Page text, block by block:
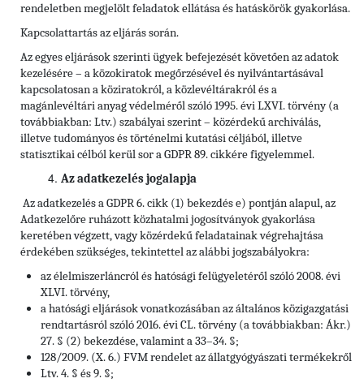
rendeletben megjelölt feladatok ellátása és hatáskörök gyakorlása.
Kapcsolattartás az eljárás során.
Az egyes eljárások szerinti ügyek befejezését követően az adatok
kezelésére – a közokiratok megőrzésével és nyilvántartásával
kapcsolatosan a köziratokról, a közlevéltárakról és a
magánlevéltári anyag védelméről szóló 1995. évi LXVI. törvény (a
továbbiakban: Ltv.) szabályai szerint – közérdekű archiválás,
illetve tudományos és történelmi kutatási céljából, illetve
statisztikai célból kerül sor a GDPR 89. cikkére figyelemmel.
Az adatkezelés jogalapja
Az adatkezelés a GDPR 6. cikk (1) bekezdés e) pontján alapul, az
Adatkezelőre ruházott közhatalmi jogosítványok gyakorlása
keretében végzett, vagy közérdekű feladatainak végrehajtása
érdekében szükséges, tekintettel az alábbi jogszabályokra:
az élelmiszerláncról és hatósági felügyeletéről szóló 2008. évi
XLVI. törvény,
a hatósági eljárások vonatkozásában az általános közigazgatási
rendtartásról szóló 2016. évi CL. törvény (a továbbiakban: Ákr.)
27. § (2) bekezdése, valamint a 33–34. §;
128/2009. (X. 6.) FVM rendelet az állatgyógyászati termékekről
Ltv. 4. § és 9. §;